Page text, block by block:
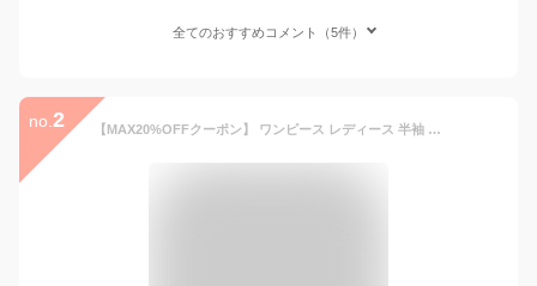
全てのおすすめコメント（5件）
no. 2 【MAX20%OFFクーポン】 ワンピース レディース 半袖 ロングワンピース マキシワンピース 接触冷感 UVカット 汗ジミ防止 プリーツ ボヘミアン 日焼け止め 体型カバー 大人可愛い 綿麻 リネン ゆったり きれいめ 低身長 春夏 30代 40代 50代 黒 紺 青 S M L LL 3L smart-shop